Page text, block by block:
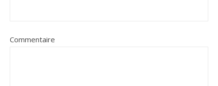
Commentaire